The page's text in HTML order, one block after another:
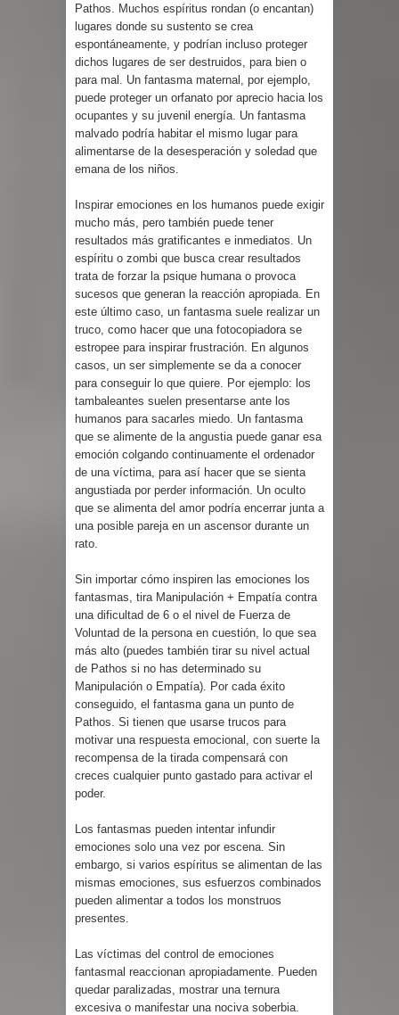
Pathos. Muchos espíritus rondan (o encantan)
lugares donde su sustento se crea
espontáneamente, y podrían incluso proteger
dichos lugares de ser destruidos, para bien o
para mal. Un fantasma maternal, por ejemplo,
puede proteger un orfanato por aprecio hacia los
ocupantes y su juvenil energía. Un fantasma
malvado podría habitar el mismo lugar para
alimentarse de la desesperación y soledad que
emana de los niños.
Inspirar emociones en los humanos puede exigir
mucho más, pero también puede tener
resultados más gratificantes e inmediatos. Un
espíritu o zombi que busca crear resultados
trata de forzar la psique humana o provoca
sucesos que generan la reacción apropiada. En
este último caso, un fantasma suele realizar un
truco, como hacer que una fotocopiadora se
estropee para inspirar frustración. En algunos
casos, un ser simplemente se da a conocer
para conseguir lo que quiere. Por ejemplo: los
tambaleantes suelen presentarse ante los
humanos para sacarles miedo. Un fantasma
que se alimente de la angustia puede ganar esa
emoción colgando continuamente el ordenador
de una víctima, para así hacer que se sienta
angustiada por perder información. Un oculto
que se alimenta del amor podría encerrar junta a
una posible pareja en un ascensor durante un
rato.
Sin importar cómo inspiren las emociones los
fantasmas, tira Manipulación + Empatía contra
una dificultad de 6 o el nivel de Fuerza de
Voluntad de la persona en cuestión, lo que sea
más alto (puedes también tirar su nivel actual
de Pathos si no has determinado su
Manipulación o Empatía). Por cada éxito
conseguido, el fantasma gana un punto de
Pathos. Si tienen que usarse trucos para
motivar una respuesta emocional, con suerte la
recompensa de la tirada compensará con
creces cualquier punto gastado para activar el
poder.
Los fantasmas pueden intentar infundir
emociones solo una vez por escena. Sin
embargo, si varios espíritus se alimentan de las
mismas emociones, sus esfuerzos combinados
pueden alimentar a todos los monstruos
presentes.
Las víctimas del control de emociones
fantasmal reaccionan apropiadamente. Pueden
quedar paralizadas, mostrar una ternura
excesiva o manifestar una nociva soberbia.